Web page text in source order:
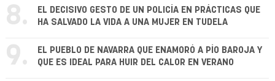
8.
EL DECISIVO GESTO DE UN POLICÍA EN PRÁCTICAS QUE
HA SALVADO LA VIDA A UNA MUJER EN TUDELA
9.
EL PUEBLO DE NAVARRA QUE ENAMORÓ A PÍO BAROJA Y
QUE ES IDEAL PARA HUIR DEL CALOR EN VERANO